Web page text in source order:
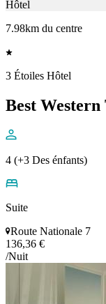
Hôtel
7.98km du centre
3 Étoiles Hôtel
Best
4 (+3 Des énfants)
Suite
Route Nationale 7
136,36 €
/Nuit